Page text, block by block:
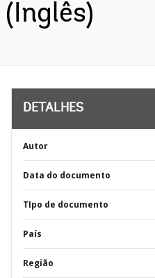
(Inglês)
DETALHES
Autor
Data do documento
TIpo de documento
País
Região